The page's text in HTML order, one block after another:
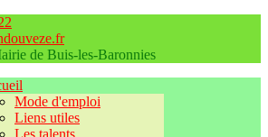
de Buis-les-Baronnies
Mode d'emploi
Liens utiles
Les talents